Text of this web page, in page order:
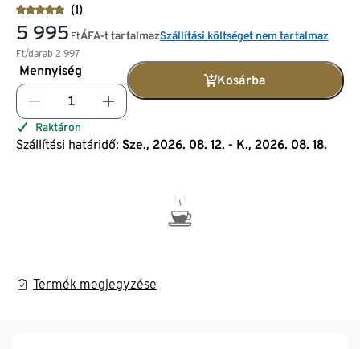
(1)
5 995 Ft
Ft/darab 2 997
ÁFA-t tartalmazSzállítási költséget nem tartalmaz
Mennyiség
Kosárba
Raktáron
Szállítási határidő: Sze., 2026. 08. 12. - K., 2026. 08. 18.
Termék megjegyzése